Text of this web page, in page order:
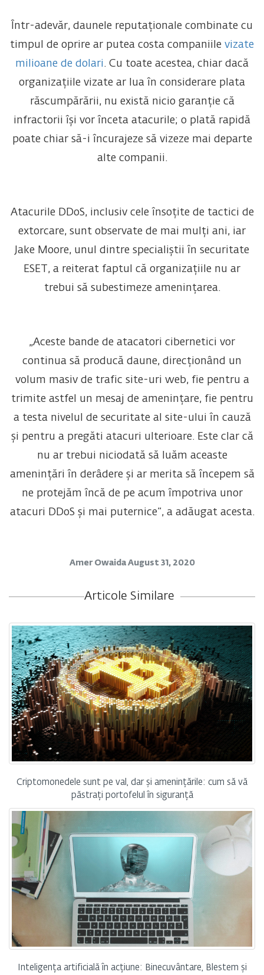
Într-adevăr, daunele reputaționale combinate cu
timpul de oprire ar putea costa companiile vizate
milioane de dolari. Cu toate acestea, chiar dacă
organizațiile vizate ar lua în considerare plata
răscumpărării, nu există nicio garanție că
infractorii își vor înceta atacurile; o plată rapidă
poate chiar să-i încurajeze să vizeze mai departe
alte companii.
Atacurile DDoS, inclusiv cele însoțite de tactici de
extorcare, sunt observate de mai mulți ani, iar
Jake Moore, unul dintre specialiștii în securitate
ESET, a reiterat faptul că organizațiile nu ar
trebui să subestimeze amenințarea.
„Aceste bande de atacatori cibernetici vor
continua să producă daune, direcționând un
volum masiv de trafic site-uri web, fie pentru a
trimite astfel un mesaj de amenințare, fie pentru
a testa nivelul de securitate al site-ului în cauză
și pentru a pregăti atacuri ulterioare. Este clar că
nu ar trebui niciodată să luăm aceaste
amenințări în derâdere și ar merita să începem să
ne protejăm încă de pe acum împotriva unor
atacuri DDoS și mai puternice”, a adăugat acesta.
Amer Owaida August 31, 2020
Articole Similare
Criptomonedele sunt pe val, dar și amenințările: cum să vă
păstrați portofelul în siguranță
Inteligența artificială în acțiune: Binecuvântare, Blestem și